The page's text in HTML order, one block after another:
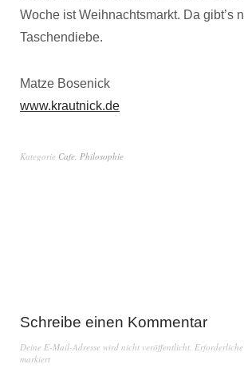
Woche ist Weihnachtsmarkt. Da gibt’s
Taschendiebe.
Matze Bosenick
www.krautnick.de
Kategorie Cafe, Philosophie
Schreibe einen Kommentar
Deine E-Mail-Adresse wird nicht veröffentlicht.
markiert